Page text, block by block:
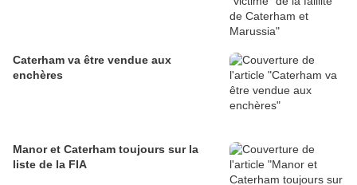
Caterham va être vendue aux
enchères
Manor et Caterham toujours sur la
liste de la FIA